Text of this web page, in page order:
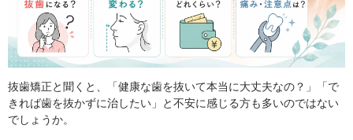
抜歯矯正と聞くと、「健康な歯を抜いて本当に大丈夫なの？」「で
きれば歯を抜かずに治したい」と不安に感じる方も多いのではない
でしょうか。